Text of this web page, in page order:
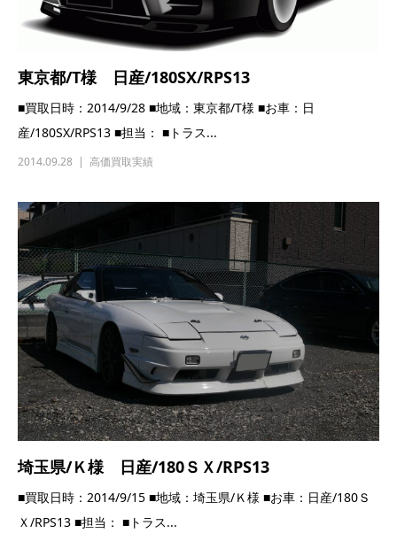
東京都/T様 日産/180SX/RPS13
■買取日時：2014/9/28 ■地域：東京都/T様 ■お車：日
産/180SX/RPS13 ■担当： ■トラス...
2014.09.28 高価買取実績
埼玉県/Ｋ様 日産/180ＳＸ/RPS13
■買取日時：2014/9/15 ■地域：埼玉県/Ｋ様 ■お車：日産/180Ｓ
Ｘ/RPS13 ■担当： ■トラス...